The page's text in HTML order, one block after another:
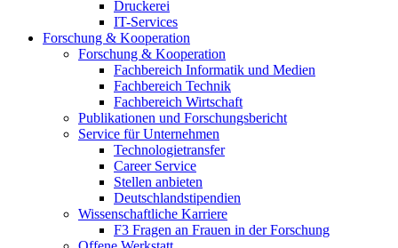
Druckerei
IT-Services
Forschung & Kooperation
Forschung & Kooperation
Fachbereich Informatik und Medien
Fachbereich Technik
Fachbereich Wirtschaft
Publikationen und Forschungsbericht
Service für Unternehmen
Technologietransfer
Career Service
Stellen anbieten
Deutschlandstipendien
Wissenschaftliche Karriere
F3 Fragen an Frauen in der Forschung